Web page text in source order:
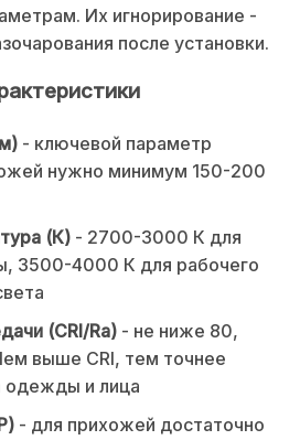
Их игнорирование -
после установки.
- ключевой параметр
нужно минимум 150-200
(К) - 2700-3000 К для
3500-4000 К для рабочего
(CRI/Ra) - не ниже 80,
выше CRI, тем точнее
одежды и лица
- для прихожей достаточно